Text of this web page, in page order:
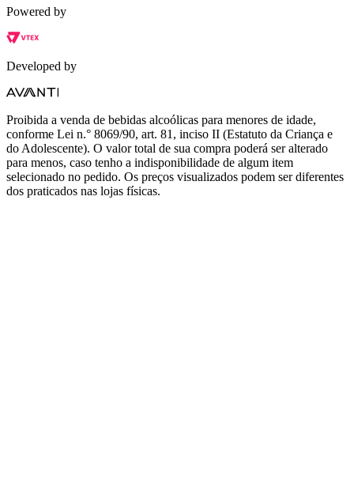
Powered by
Developed by
Proibida a venda de bebidas alcoólicas para menores de idade,
conforme Lei n.° 8069/90, art. 81, inciso II (Estatuto da Criança e
do Adolescente). O valor total de sua compra poderá ser alterado
para menos, caso tenho a indisponibilidade de algum item
selecionado no pedido. Os preços visualizados podem ser diferentes
dos praticados nas lojas físicas.